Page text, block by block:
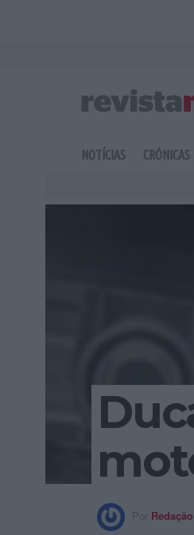
NOTÍCIAS CRÓNICAS
Por Redação